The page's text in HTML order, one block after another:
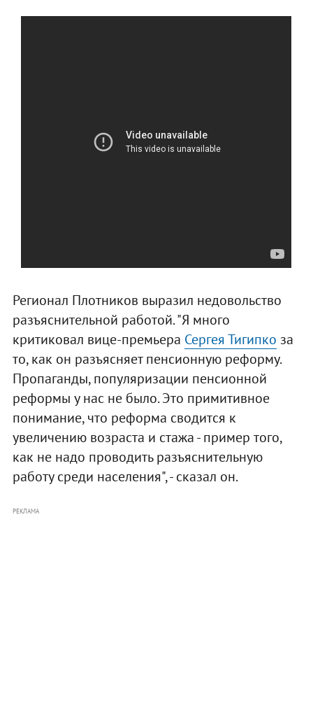
Регионал Плотников выразил недовольство
разъяснительной работой. "Я много
критиковал вице-премьера Сергея Тигипко за
то, как он разъясняет пенсионную реформу.
Пропаганды, популяризации пенсионной
реформы у нас не было. Это примитивное
понимание, что реформа сводится к
увеличению возраста и стажа - пример того,
как не надо проводить разъяснительную
работу среди населения", - сказал он.
РЕКЛАМА